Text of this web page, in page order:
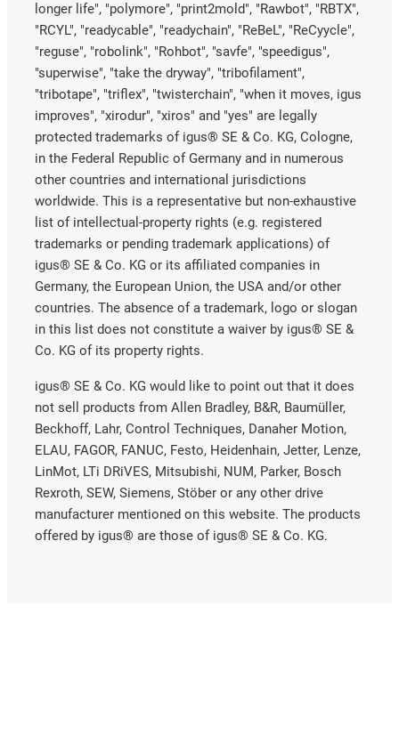
longer life", "polymore", "print2mold", "Rawbot", "RBTX",
"RCYL", "readycable", "readychain", "ReBeL", "ReCyycle",
"reguse", "robolink", "Rohbot", "savfe", "speedigus",
"superwise", "take the dryway", "tribofilament",
"tribotape", "triflex", "twisterchain", "when it moves, igus
improves", "xirodur", "xiros" and "yes" are legally
protected trademarks of igus® SE & Co. KG, Cologne,
in the Federal Republic of Germany and in numerous
other countries and international jurisdictions
worldwide. This is a representative but non-exhaustive
list of intellectual-property rights (e.g. registered
trademarks or pending trademark applications) of
igus® SE & Co. KG or its affiliated companies in
Germany, the European Union, the USA and/or other
countries. The absence of a trademark, logo or slogan
in this list does not constitute a waiver by igus® SE &
Co. KG of its property rights.
igus® SE & Co. KG would like to point out that it does
not sell products from Allen Bradley, B&R, Baumüller,
Beckhoff, Lahr, Control Techniques, Danaher Motion,
ELAU, FAGOR, FANUC, Festo, Heidenhain, Jetter, Lenze,
LinMot, LTi DRiVES, Mitsubishi, NUM, Parker, Bosch
Rexroth, SEW, Siemens, Stöber or any other drive
manufacturer mentioned on this website. The products
offered by igus® are those of igus® SE & Co. KG.